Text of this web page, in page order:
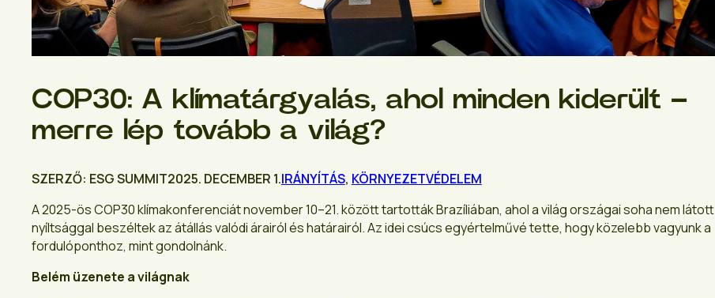
COP30: A klímatárgyalás, ahol minden kiderült –
merre lép tovább a világ?
SZERZŐ: ESG SUMMIT2025. DECEMBER 1.IRÁNYÍTÁS, KÖRNYEZETVÉDELEM
A 2025-ös COP30 klímakonferenciát november 10–21. között tartották Brazíliában, ahol a világ országai soha nem látott
nyíltsággal beszéltek az átállás valódi árairól és határairól. Az idei csúcs egyértelművé tette, hogy közelebb vagyunk a
fordulóponthoz, mint gondolnánk.
Belém üzenete a világnak